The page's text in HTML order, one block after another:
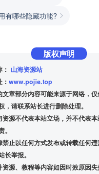
有哪些隐藏功能?
版权声明
山海资源站
www.pojie.top
文章部分内容可能来源于网络，
，请联系站长进行删除处理。
资源不代表本站立场，并不代表
。
禁止以任何方式发布或转载任何
长举报。
资源、教程等内容如因时效原因